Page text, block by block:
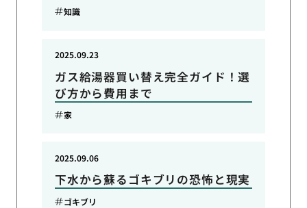
知識
ガス給湯器買い替え完全ガイド！選
び方から費用まで
2025.09.23
家
下水から蘇るゴキブリの恐怖と現実
2025.09.06
ゴキブリ